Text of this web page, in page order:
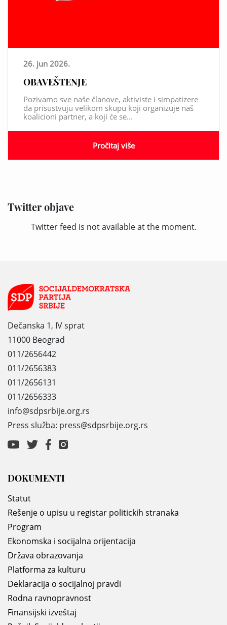
Twitter objave
Twitter feed is not available at the moment.
26. jun 2026.
OBAVEŠTENJE
Pozivamo sve naše članove, aktiviste i simpatizere
da prisustvuju velikom skupu koji organizuje naš
koalicioni partner, a koji će se...
Pročitaj više
Dečanska 1, IV sprat
11000 Beograd
011/2656442
011/2656383
011/2656131
011/2656333
info@sdpsrbije.org.rs
Press služba: press@sdpsrbije.org.rs
DOKUMENTI
Statut
Rešenje o upisu u registar politickih stranaka
Program
Ekonomska i socijalna orijentacija
Država obrazovanja
Platforma za kulturu
Deklaracija o socijalnoj pravdi
Rodna ravnopravnost
Finansijski izveštaj